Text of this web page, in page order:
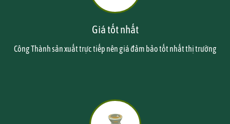
Giá tốt nhất
Công Thành sản xuất trực tiếp nên giá đảm bảo tốt nhất thị trường